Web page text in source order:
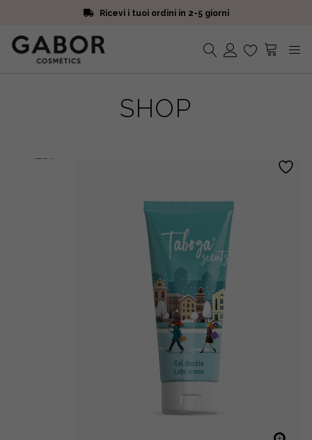
Ricevi i tuoi ordini in 2-5 giorni
Iscriviti alla Newsletter. 15% di sconto e spedizione gratuita
Ricevi i tuoi ordini in 2-5 giorni
SHOP